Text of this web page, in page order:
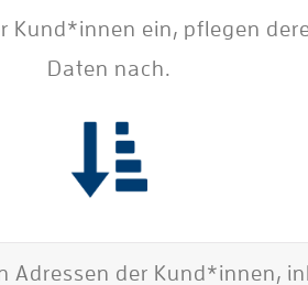
ein, pflegen
Daten nach.
Adressen der Kund*innen,